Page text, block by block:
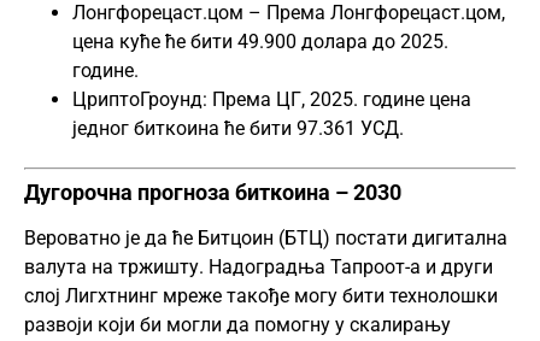
Лонгфорецаст.цом – Према Лонгфорецаст.цом,
цена куће ће бити 49.900 долара до 2025.
године.
ЦриптоГроунд: Према ЦГ, 2025. године цена
једног биткоина ће бити 97.361 УСД.
Дугорочна прогноза биткоина – 2030
Вероватно је да ће Битцоин (БТЦ) постати дигитална
валута на тржишту. Надоградња Тапроот-а и други
слој Лигхтнинг мреже такође могу бити технолошки
развоји који би могли да помогну у скалирању